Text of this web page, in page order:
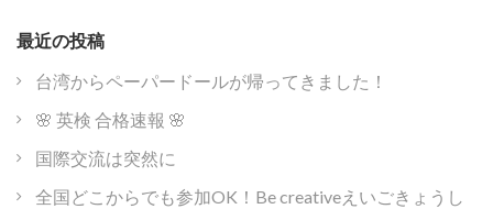
ン
最近の投稿
台湾からペーパードールが帰ってきました！
🌸 英検 合格速報 🌸
国際交流は突然に
全国どこからでも参加OK！Be creativeえいごきょうし